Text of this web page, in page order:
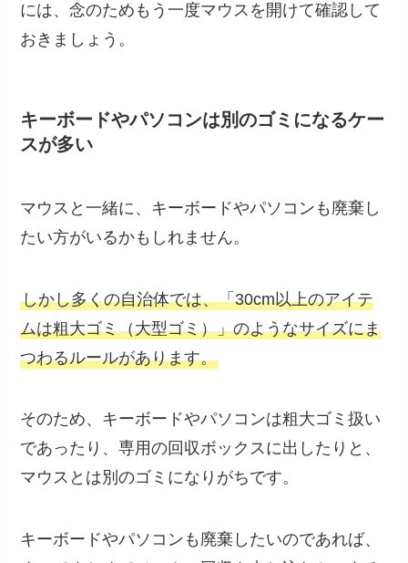
には、念のためもう一度マウスを開けて確認して
おきましょう。
キーボードやパソコンは別のゴミになるケー
スが多い
マウスと一緒に、キーボードやパソコンも廃棄し
たい方がいるかもしれません。
しかし多くの自治体では、「30cm以上のアイテ
ムは粗大ゴミ（大型ゴミ）」のようなサイズにま
つわるルールがあります。
そのため、キーボードやパソコンは粗大ゴミ扱い
であったり、専用の回収ボックスに出したりと、
マウスとは別のゴミになりがちです。
キーボードやパソコンも廃棄したいのであれば、